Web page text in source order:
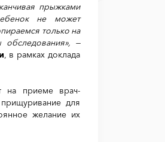
прыжками
не может
только на
—
, в рамках доклада
на приеме врач-
для
желание их